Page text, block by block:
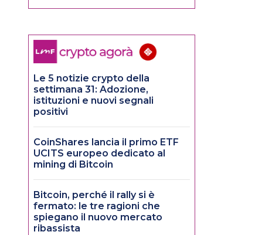
Le 5 notizie crypto della
settimana 31: Adozione,
istituzioni e nuovi segnali
positivi
CoinShares lancia il primo ETF
UCITS europeo dedicato al
mining di Bitcoin
Bitcoin, perché il rally si è
fermato: le tre ragioni che
spiegano il nuovo mercato
ribassista